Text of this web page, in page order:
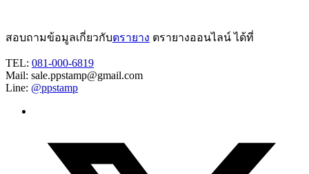
สอบถามข้อมูลเกี่ยวกับตรายาง ตรายางออนไลน์ ได้ที่
TEL: 081-000-6819
Mail: sale.ppstamp@gmail.com
Line: @ppstamp